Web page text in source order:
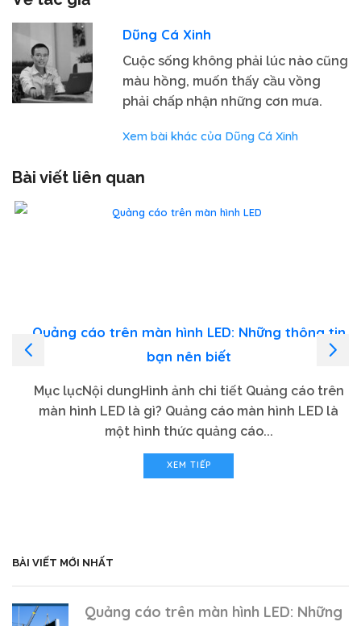
Dũng Cá Xinh
Cuộc sống không phải lúc nào cũng
màu hồng, muốn thấy cầu vồng
phải chấp nhận những cơn mưa.
Xem bài khác của Dũng Cá Xinh
Bài viết liên quan
Quảng cáo trên màn hình LED: Những thông tin
bạn nên biết
Mục lụcNội dungHình ảnh chi tiết Quảng cáo trên
màn hình LED là gì? Quảng cáo màn hình LED là
một hình thức quảng cáo...
XEM TIẾP
BÀI VIẾT MỚI NHẤT
Quảng cáo trên màn hình LED: Những